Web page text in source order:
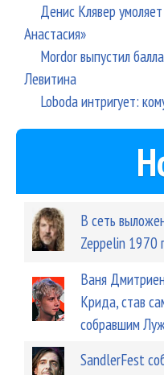
Денис Клявер
Анастасия»
Mordor выпустил
Левитина
Loboda интригует:
В сеть
Zeppelin 1970
Ваня
Крида, став
собравшим
SandlerFest